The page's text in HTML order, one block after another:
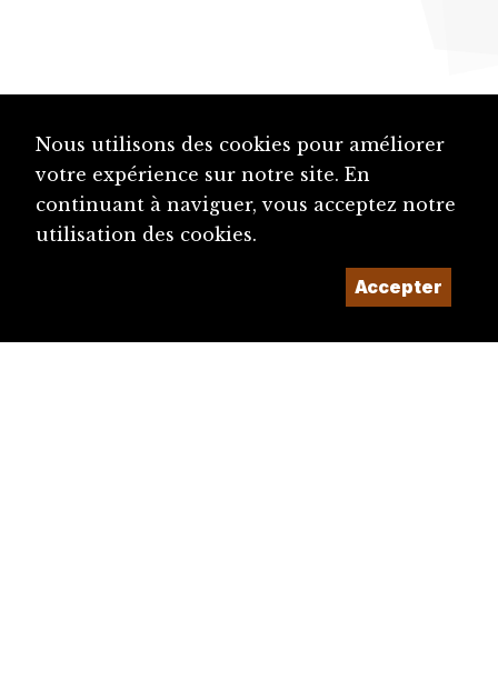
Nous utilisons des cookies pour améliorer
votre expérience sur notre site. En
continuant à naviguer, vous acceptez notre
utilisation des cookies.
Accepter